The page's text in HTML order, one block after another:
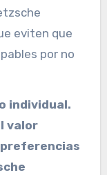
eviten que
por no
individual.
valor